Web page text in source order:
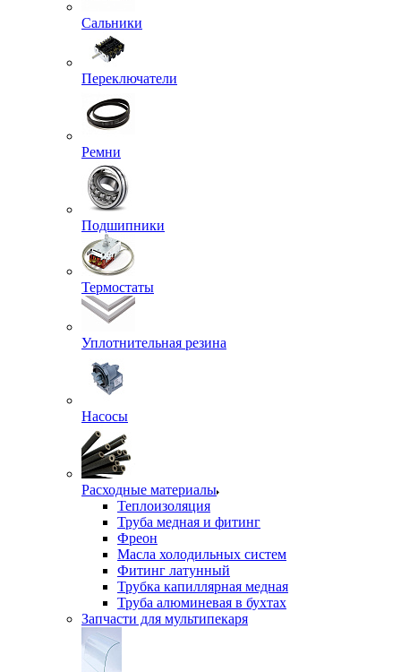
Сальники
Переключатели
Ремни
Подшипники
Термостаты
Уплотнительная резина
Насосы
Расходные материалы
Теплоизоляция
Труба медная и фитинг
Фреон
Масла холодильных систем
Фитинг латунный
Трубка капиллярная медная
Труба алюминевая в бухтах
Запчасти для мультипекаря